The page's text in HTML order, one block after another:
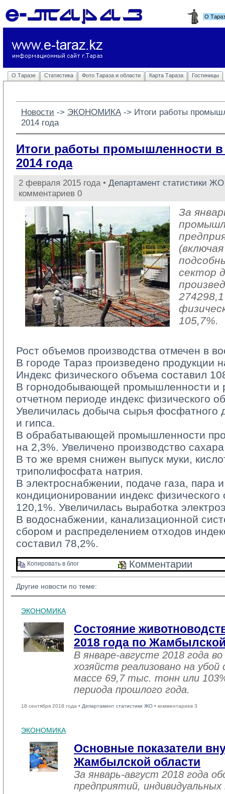
О
О Таразе Статистика Фото Тараза и области Карта Тараза Гостиницы
Новости -> ЭКОНОМИКА -> Итоги работы
2014 года
Итоги работы промышленности в
2014 года
2 февраля 2015 года • Департамент статистики ЖО
комментариев 0
За
сектор
105,7%.
Рост объемов производства отмечен в
В городе Тараз произведено продукции
Индекс физического объема составил
В горнодобывающей промышленности и
отчетном периоде индекс физического
Увеличилась добыча сырья фосфатного
и гипса.
В обрабатывающей промышленности
на 2,3%. Увеличено производство
В то же время снижен выпуск муки,
триполифосфата натрия.
В электроснабжении, подаче газа, пара
кондиционировании индекс
120,1%. Увеличилась выработка
В водоснабжении, канализационной
сбором и распределением отходов
составил 78,2%.
Копировать в блог Комментарии
Другие новости по теме:
ЭКОНОМИКА
Состояние
2018 года по
В январе-августе 2018 года
хозяйств реализовано на
массе 69,7 тыс. тонн или
периода прошлого года.
18 сентября 2018 года • Департамент статистики ЖО • комментариев 3
ЭКОНОМИКА
Основные показатели
Жамбылской области
За январь-август 2018 года
предприятий,